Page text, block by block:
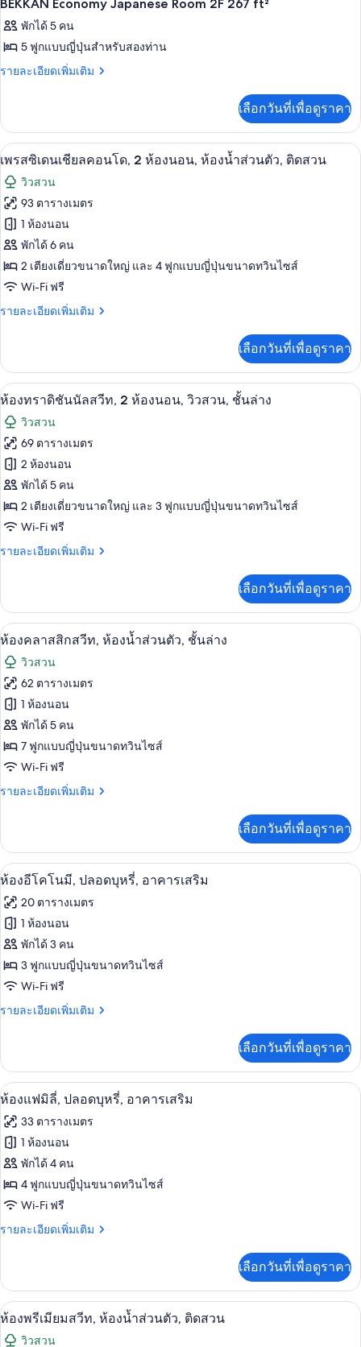
Family
Room
ภาพถ่าย
ทั้งหมด
ของ
Japanese
Room
2F
267
ft²
BEKKAN Economy Japanese Room 2F 267 ft²
พักได้ 5 คน
5 ฟูกแบบญี่ปุ่นสำหรับสองท่าน
รายละเอียดเพิ่มเติม
ราย
เกี่ยว
กับ
BEKKAN
Economy
Japanese
Room
2F
267
ft²
เลือกวันที่เพื่อดูราคา
เปิด
ภาพถ่าย
ทั้งหมด
ของ
เพรส
ซิ
เดน
เชีย
คอน
โด,
2
ห้อง
นอน,
ห้องน้ำ
ส่วน
ตัว,
ติด
เครื่องนอนระดับพรีเมียม, ผ้านวมขนเ
20
เพรสซิเดนเชียลคอนโด, 2 ห้องนอน, ห้องน้ำส่วนตัว, ติดสวน
วิวสวน
93 ตารางเมตร
1 ห้องนอน
พักได้ 6 คน
2 เตียงเดี่ยวขนาดใหญ่ และ 4 ฟูกแบบญี่ปุ่นขนาดทวินไซส์
Wi-Fi ฟรี
รายละเอียดเพิ่มเติม
ราย
เกี่ยว
กับ
เพรส
เดน
เชีย
ล
คอน
โด,
2
ห้อง
นอน,
ส่วน
สวน
เลือกวันที่เพื่อดูราคา
เปิด
ภาพถ่าย
ทั้งหมด
ของ
ห้อง
ทราดิ
ชัน
นัล
2
ห้อง
นอน,
วิว
สวน,
ชั้น
ล่าง
ห้องทราดิชันนัลสวีท, 2 ห้องนอน, วิวสว
18
ห้องทราดิชันนัลสวีท, 2 ห้องนอน, วิวสวน, ชั้นล่าง
วิวสวน
69 ตารางเมตร
2 ห้องนอน
พักได้ 5 คน
2 เตียงเดี่ยวขนาดใหญ่ และ 3 ฟูกแบบญี่ปุ่นขนาดทวินไซส์
Wi-Fi ฟรี
รายละเอียดเพิ่มเติม
ราย
เกี่ยว
กับ
ห้อง
ทราดิ
ชัน
นัล
สวี
ท,
2
ห้อง
นอน,
วิว
ชั้น
เลือกวันที่เพื่อดูราคา
เปิด
ภาพถ่าย
ทั้งหมด
ของ
ห้อง
คลาส
สิ
ก
ห้องน้ำ
ส่วน
ตัว,
ชั้น
ล่าง
ห้องคลาสสิกสวีท, ห้องน้ำส่วนตัว, ชั้นล่
18
ห้องคลาสสิกสวีท, ห้องน้ำส่วนตัว, ชั้นล่าง
วิวสวน
62 ตารางเมตร
1 ห้องนอน
พักได้ 5 คน
7 ฟูกแบบญี่ปุ่นขนาดทวินไซส์
Wi-Fi ฟรี
รายละเอียดเพิ่มเติม
ราย
เกี่ยว
กับ
ห้อง
สิ
ก
สวี
ท,
ห้องน้ำ
ส่วน
ตัว,
ชั้น
เลือกวันที่เพื่อดูราคา
เปิด
ภาพถ่าย
ทั้งหมด
ของ
ห้อง
อี
โค
ปลอด
บุหรี่,
อาคาร
เสริม
เครื่องนอนระดับพรีเมียม, ผ้านวมขนเ
12
ห้องอีโคโนมี, ปลอดบุหรี่, อาคารเสริม
20 ตารางเมตร
1 ห้องนอน
พักได้ 3 คน
3 ฟูกแบบญี่ปุ่นขนาดทวินไซส์
Wi-Fi ฟรี
รายละเอียดเพิ่มเติม
ราย
เกี่ยว
กับ
ห้อง
โค
โน
มี,
ปลอด
บุหรี่,
อาคาร
เสริม
เลือกวันที่เพื่อดูราคา
เปิด
ภาพถ่าย
ทั้งหมด
ของ
ห้อง
แฟ
มิ
ปลอด
บุหรี่,
อาคาร
เครื่องนอนระดับพรีเมียม, ผ้านวมขนเ
13
ห้องแฟมิลี่, ปลอดบุหรี่, อาคารเสริม
33 ตารางเมตร
1 ห้องนอน
พักได้ 4 คน
4 ฟูกแบบญี่ปุ่นขนาดทวินไซส์
Wi-Fi ฟรี
รายละเอียดเพิ่มเติม
ราย
เกี่ยว
กับ
ห้อง
แฟ
เลือกวันที่เพื่อดูราคา
เปิด
ภาพถ่าย
เครื่องนอนระดับพรีเมียม, ผ้านวมขนเ
18
ห้องพรีเมียมสวีท, ห้องน้ำส่วนตัว, ติดสวน
วิวสวน